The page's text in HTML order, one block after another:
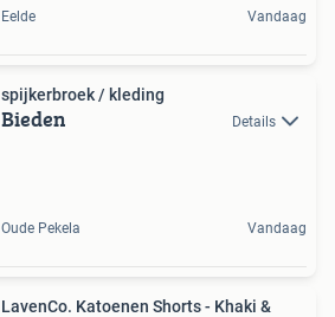
Eelde Vandaag
spijkerbroek / kleding
Bieden Details
Oude Pekela Vandaag
LavenCo. Katoenen Shorts - Khaki &